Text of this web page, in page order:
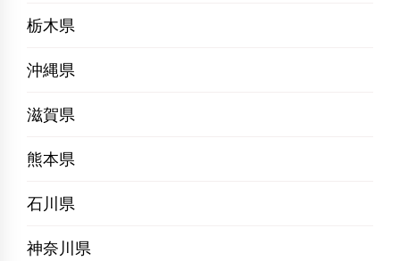
栃木県
沖縄県
滋賀県
熊本県
石川県
神奈川県